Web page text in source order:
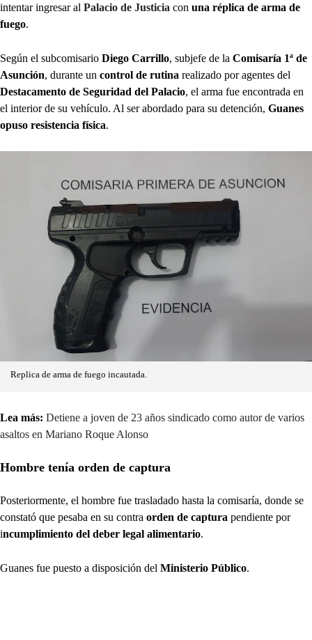
intentar ingresar al Palacio de Justicia con una réplica de arma de
fuego.
Según el subcomisario Diego Carrillo, subjefe de la Comisaría 1ª de
Asunción, durante un control de rutina realizado por agentes del
Destacamento de Seguridad del Palacio, el arma fue encontrada en
el interior de su vehículo. Al ser abordado para su detención, Guanes
opuso resistencia física.
Replica de arma de fuego incautada.
Lea más: Detiene a joven de 23 años sindicado como autor de varios
asaltos en Mariano Roque Alonso
Hombre tenía orden de captura
Posteriormente, el hombre fue trasladado hasta la comisaría, donde se
constató que pesaba en su contra orden de captura pendiente por
incumplimiento del deber legal alimentario.
Guanes fue puesto a disposición del Ministerio Público.